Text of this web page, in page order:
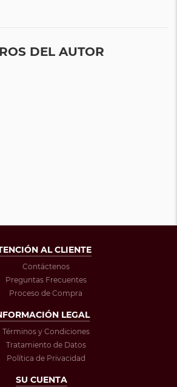
DEL AUTOR
AL CLIENTE
Contáctenos
Preguntas Frecuentes
Proceso de Compra
LEGAL
Términos y Condiciones
Tratamiento de Datos
Política de Privacidad
SU CUENTA